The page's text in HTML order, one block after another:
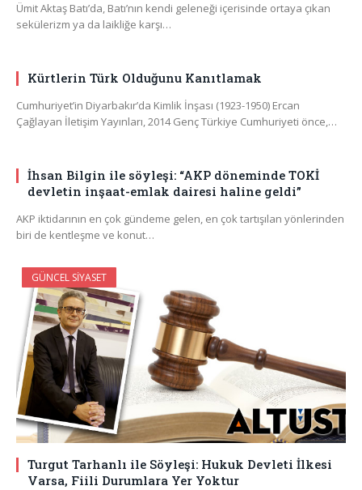
Ümit Aktaş Batı’da, Batı’nın kendi geleneği içerisinde ortaya çıkan
sekülerizm ya da laikliğe karşı…
Kürtlerin Türk Olduğunu Kanıtlamak
Cumhuriyet’in Diyarbakır’da Kimlik İnşası (1923-1950) Ercan
Çağlayan İletişim Yayınları, 2014 Genç Türkiye Cumhuriyeti önce,…
İhsan Bilgin ile söyleşi: “AKP döneminde TOKİ
devletin inşaat-emlak dairesi haline geldi”
AKP iktidarının en çok gündeme gelen, en çok tartışılan yönlerinden
biri de kentleşme ve konut…
GÜNCEL SIYASET
Turgut Tarhanlı ile Söyleşi: Hukuk Devleti İlkesi
Varsa, Fiili Durumlara Yer Yoktur